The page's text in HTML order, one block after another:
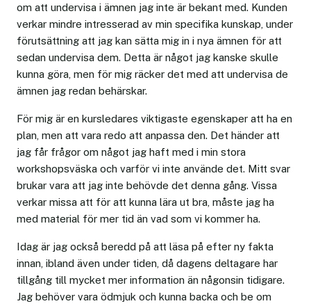
om att undervisa i ämnen jag inte är bekant med. Kunden
verkar mindre intresserad av min specifika kunskap, under
förutsättning att jag kan sätta mig in i nya ämnen för att
sedan undervisa dem. Detta är något jag kanske skulle
kunna göra, men för mig räcker det med att undervisa de
ämnen jag redan behärskar.
För mig är en kursledares viktigaste egenskaper att ha en
plan, men att vara redo att anpassa den. Det händer att
jag får frågor om något jag haft med i min stora
workshopsväska och varför vi inte använde det. Mitt svar
brukar vara att jag inte behövde det denna gång. Vissa
verkar missa att för att kunna lära ut bra, måste jag ha
med material för mer tid än vad som vi kommer ha.
Idag är jag också beredd på att läsa på efter ny fakta
innan, ibland även under tiden, då dagens deltagare har
tillgång till mycket mer information än någonsin tidigare.
Jag behöver vara ödmjuk och kunna backa och be om